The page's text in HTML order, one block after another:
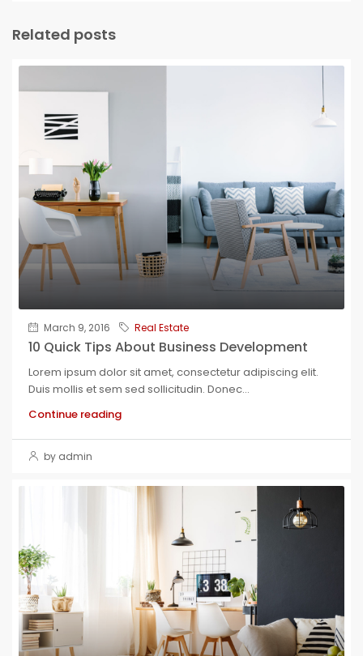
Related posts
March 9, 2016 Real Estate
10 Quick Tips About Business Development
Lorem ipsum dolor sit amet, consectetur adipiscing elit.
Duis mollis et sem sed sollicitudin. Donec...
Continue reading
by admin